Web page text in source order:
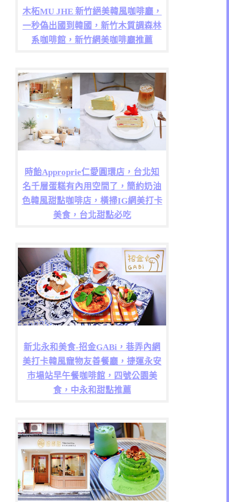
木柘MU JHE 新竹絕美韓風咖啡廳，
一秒偽出國到韓國，新竹木質調森林
系咖啡館，新竹網美咖啡廳推薦
時飴Approprie仁愛圓環店，台北知
名千層蛋糕有內用空間了，簡約奶油
色韓風甜點咖啡店，橫掃IG網美打卡
美食，台北甜點必吃
新北永和美食-招金GABi，巷弄內網
美打卡韓風寵物友善餐廳，捷運永安
市場站早午餐咖啡館，四號公園美
食，中永和甜點推薦